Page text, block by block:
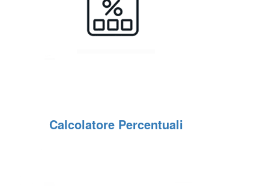
Calcolatore Percentuali